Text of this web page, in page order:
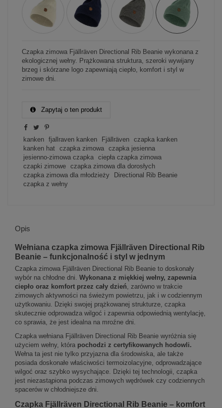
Czapka zimowa Fjällräven Directional Rib Beanie wykonana z
ekologicznej wełny. Prążkowana struktura, szeroki wywijany
brzeg i skórzane logo zapewniają ciepło, komfort i styl w
zimowe dni.
Zapytaj o ten produkt
kanken fjallraven kanken Fjällräven
czapka kanken
kanken hat
czapka zimowa
czapka jesienna
jesienno-zimowa czapka
ciepła czapka zimowa
czapki zimowe
czapka zimowa dla dorosłych
czapka zimowa dla młodzieży
Directional Rib Beanie
czapka z wełny
Opis
Wełniana czapka zimowa Fjällräven Directional Rib
Beanie – funkcjonalność i styl w jednym
Czapka zimowa Fjällräven Directional Rib Beanie to doskonały
wybór na chłodne dni. Wykonana z miękkiej wełny, zapewnia
ciepło oraz komfort przez cały dzień, zarówno w trakcie
zimowych aktywności na świeżym powietrzu, jak i w codziennym
użytkowaniu. Dzięki swojej prążkowanej strukturze, czapka
skutecznie odprowadza wilgoć i zapewnia odpowiednią wentylację,
co sprawia, że jest idealna na mroźne dni.
Czapka wełniana Fjällräven Directional Rib Beanie wyróżnia się
użyciem wełny, która pochodzi z certyfikowanych hodowli.
Wełna ta jest nie tylko przyjazna dla środowiska, ale także
posiada doskonałe właściwości termoizolacyjne, odprowadzające
wilgoć oraz szybko wysychające. Dzięki tej technologii, czapka
jest niezastąpiona podczas zimowych wędrówek czy codziennych
spacerów w chłodniejsze dni.
Czapka Fjällräven Directional Rib Beanie – komfort